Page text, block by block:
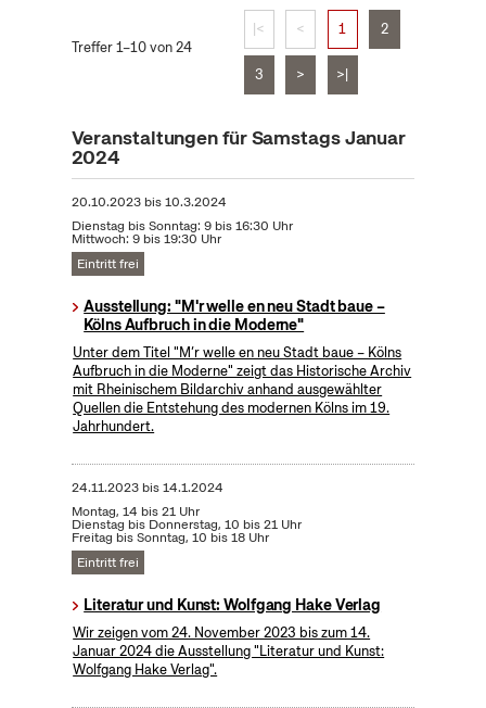
Treffer 1–10 von 24
|< < 1 2
3 > >|
Veranstaltungen für Samstags Januar
2024
20.10.2023bis10.3.2024
Dienstag bis Sonntag: 9 bis 16:30 Uhr
Mittwoch: 9 bis 19:30 Uhr
Eintritt frei
Ausstellung: "M'r welle en neu Stadt baue –
Kölns Aufbruch in die Moderne"
Unter dem Titel "M’r welle en neu Stadt baue – Kölns
Aufbruch in die Moderne" zeigt das Historische Archiv
mit Rheinischem Bildarchiv anhand ausgewählter
Quellen die Entstehung des modernen Kölns im 19.
Jahrhundert.
24.11.2023bis14.1.2024
Montag, 14 bis 21 Uhr
Dienstag bis Donnerstag, 10 bis 21 Uhr
Freitag bis Sonntag, 10 bis 18 Uhr
Eintritt frei
Literatur und Kunst: Wolfgang Hake Verlag
Wir zeigen vom 24. November 2023 bis zum 14.
Januar 2024 die Ausstellung "Literatur und Kunst:
Wolfgang Hake Verlag".